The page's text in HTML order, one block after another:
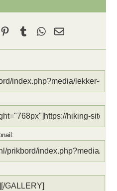
PinterestTumblr WhatsApp
E-mail